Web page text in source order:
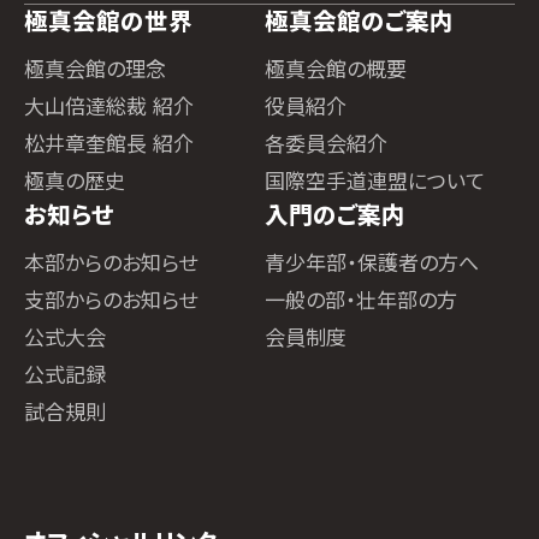
極真会館の世界
極真会館の理念
大山倍達総裁 紹介
松井章奎館長 紹介
極真の歴史
極真会館のご案内
極真会館の概要
役員紹介
各委員会紹介
国際空手道連盟について
お知らせ
本部からのお知らせ
支部からのお知らせ
公式大会
公式記録
試合規則
入門のご案内
青少年部・保護者の方へ
一般の部・壮年部の方
会員制度